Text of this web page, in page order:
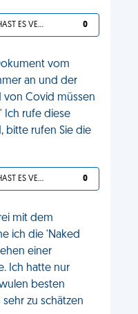
DU HAST ES VERDIENT 0
vom
an und der
Covid müssen
Ich rufe diese
bitte rufen Sie die
DU HAST ES VERDIENT 0
mit dem
ich die 'Naked
einer
Ich hatte nur
besten
zu schätzen